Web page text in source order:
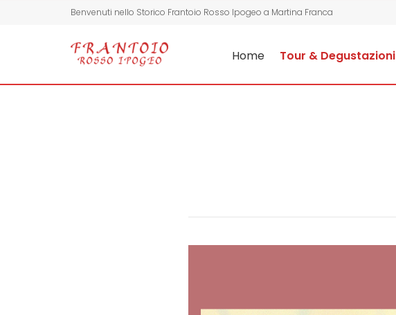
Benvenuti nello Storico Frantoio Rosso Ipogeo a Martina Franca
Home Tour & Degustazioni